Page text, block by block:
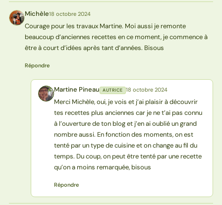
M Michèle18 octobre 2024
Courage pour les travaux Martine. Moi aussi je remonte
beaucoup d’anciennes recettes en ce moment, je commence à
être à court d’idées après tant d’années. Bisous
Répondre
MP Martine Pineau AUTRICE 18 octobre 2024
Merci Michèle, oui, je vois et j’ai plaisir à découvrir
tes recettes plus anciennes car je ne t’ai pas connu
à l’ouverture de ton blog et j’en ai oublié un grand
nombre aussi. En fonction des moments, on est
tenté par un type de cuisine et on change au fil du
temps. Du coup, on peut être tenté par une recette
qu’on a moins remarquée, bisous
Répondre